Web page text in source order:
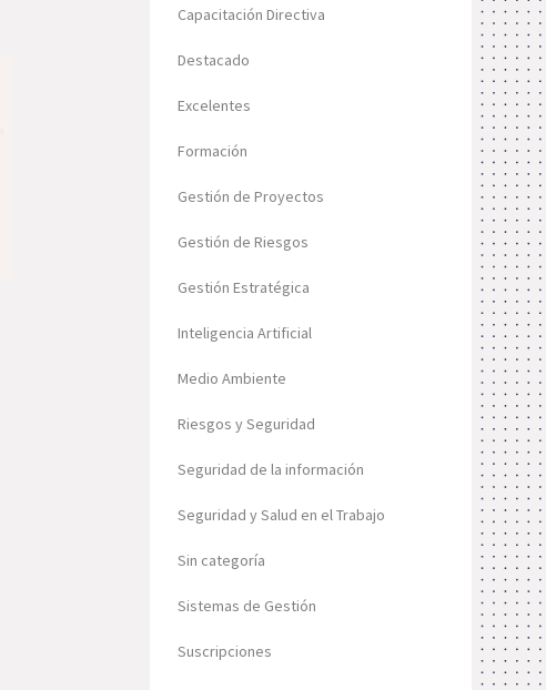
Capacitación Directiva
Destacado
Excelentes
Formación
Gestión de Proyectos
Gestión de Riesgos
Gestión Estratégica
Inteligencia Artificial
Medio Ambiente
Riesgos y Seguridad
Seguridad de la información
Seguridad y Salud en el Trabajo
Sin categoría
Sistemas de Gestión
Suscripciones